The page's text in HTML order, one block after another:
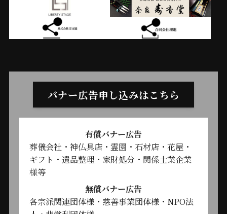
バナー広告申し込みはこちら
有償バナー広告
葬儀会社・神仏具店・霊園・石材店・花屋・
ギフト・遺品整理・家財処分・関係士業企業
様等
無償バナー広告
各宗派関連団体様・慈善事業団体様・NPO法